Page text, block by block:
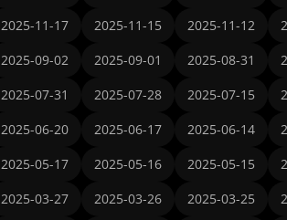
2025-11-17 2025-11-15 2025-11-12
2025-09-02 2025-09-01 2025-08-31
2025-07-31 2025-07-28 2025-07-15
2025-06-20 2025-06-17 2025-06-14
2025-05-17 2025-05-16 2025-05-15
2025-03-27 2025-03-26 2025-03-25